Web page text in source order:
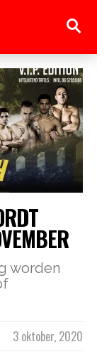
worden
3 oktober, 2020